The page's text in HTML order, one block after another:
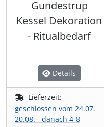
Gundestrup
Kessel Dekoration
- Ritualbedarf
Details
Lieferzeit:
geschlossen vom 24.07.
20.08. - danach 4-8